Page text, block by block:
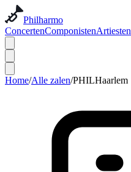
Philharmo
ConcertenComponistenArtiesten
Home/Alle zalen/PHILHaarlem